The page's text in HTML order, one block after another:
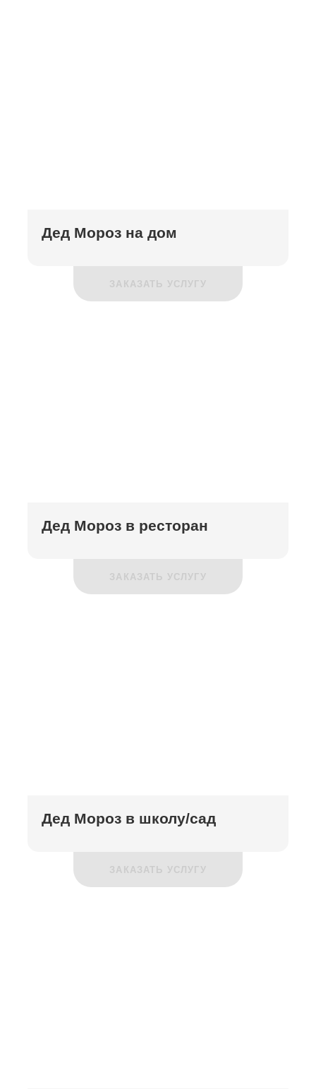
Дед Мороз на дом
ЗАКАЗАТЬ УСЛУГУ
Дед Мороз в ресторан
ЗАКАЗАТЬ УСЛУГУ
Дед Мороз в школу/сад
ЗАКАЗАТЬ УСЛУГУ